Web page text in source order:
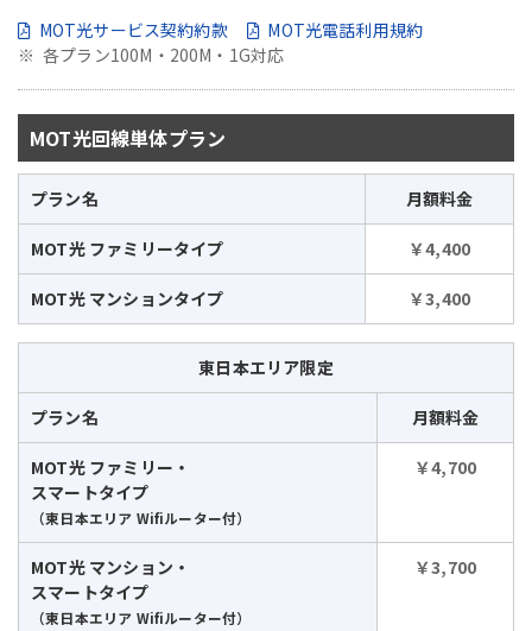
MOT光サービス契約約款
MOT光電話利用規約
各プラン100M・200M・1G対応
MOT光回線単体プラン
プラン名 月額料金
MOT光 ファミリータイプ ￥4,400
MOT光 マンションタイプ ￥3,400
東日本エリア限定
プラン名 月額料金
MOT光 ファミリー・
スマートタイプ
（東日本エリア Wifiルーター付）
￥4,700
MOT光 マンション・
スマートタイプ
（東日本エリア Wifiルーター付）
￥3,700